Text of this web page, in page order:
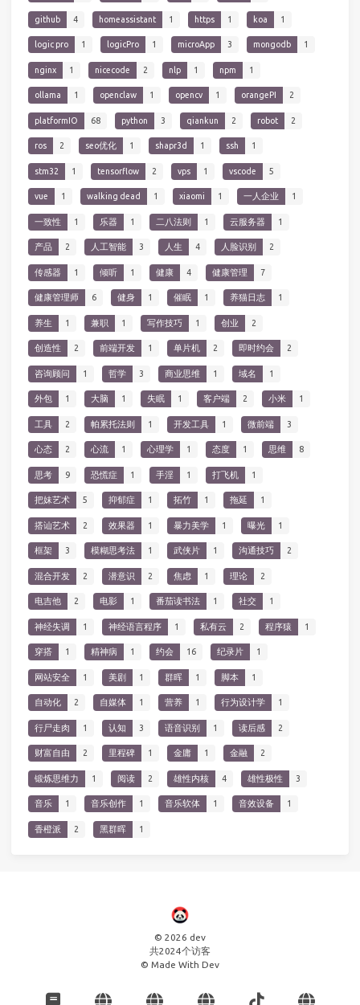
github 4 homeassistant 1 https 1 koa 1
logic pro 1 logicPro 1 microApp 3 mongodb 1
nginx 1 nicecode 2 nlp 1 npm 1
ollama 1 openclaw 1 opencv 1 orangePI 2
platformIO 68 python 3 qiankun 2 robot 2
ros 2 seo优化 1 shapr3d 1 ssh 1
stm32 1 tensorflow 2 vps 1 vscode 5
vue 1 walking dead 1 xiaomi 1 一人企业 1
一致性 1 乐器 1 二八法则 1 云服务器 1
产品 2 人工智能 3 人生 4 人脸识别 2
传感器 1 倾听 1 健康 4 健康管理 7
健康管理师 6 健身 1 催眠 1 养猫日志 1
养生 1 兼职 1 写作技巧 1 创业 2
创造性 2 前端开发 1 单片机 2 即时约会 2
咨询顾问 1 哲学 3 商业思维 1 域名 1
外包 1 大脑 1 失眠 1 客户端 2 小米 1
工具 2 帕累托法则 1 开发工具 1 微前端 3
心态 2 心流 1 心理学 1 态度 1 思维 8
思考 9 恐慌症 1 手淫 1 打飞机 1
把妹艺术 5 抑郁症 1 拓竹 1 拖延 1
搭讪艺术 2 效果器 1 暴力美学 1 曝光 1
框架 3 模糊思考法 1 武侠片 1 沟通技巧 2
混合开发 2 潜意识 2 焦虑 1 理论 2
电吉他 2 电影 1 番茄读书法 1 社交 1
神经失调 1 神经语言程序 1 私有云 2 程序猿 1
穿搭 1 精神病 1 约会 16 纪录片 1
网站安全 1 美剧 1 群晖 1 脚本 1
自动化 2 自媒体 1 营养 1 行为设计学 1
行尸走肉 1 认知 3 语音识别 1 读后感 2
财富自由 2 里程碑 1 金庸 1 金融 2
锻炼思维力 1 阅读 2 雄性内核 4 雄性极性 3
音乐 1 音乐创作 1 音乐软体 1 音效设备 1
香橙派 2 黑群晖 1
© 2026 dev
共2024个访客
© Made With Dev